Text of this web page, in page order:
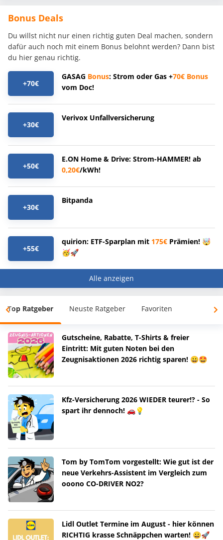
Bonus Deals
Du willst nicht nur einen richtig guten Deal machen, sondern
dafür auch noch mit einem Bonus belohnt werden? Dann bist
du hier genau richtig.
+70€
GASAG Bonus: Strom oder Gas +70€ Bonus
vom Doc!
+30€
Verivox Unfallversicherung
+50€
E.ON Home & Drive: Strom-HAMMER! ab
0,20€/kWh!
+30€
Bitpanda
+55€
quirion: ETF-Sparplan mit 175€ Prämien! 🤯
🥳🚀
Alle anzeigen
Top Ratgeber Neuste Ratgeber Favoriten
Gutscheine, Rabatte, T-Shirts & freier
Eintritt: Mit guten Noten bei den
Zeugnisaktionen 2026 richtig sparen! 😀🤩
Kfz-Versicherung 2026 WIEDER teurer!? - So
spart ihr dennoch! 🚗💡
Tom by TomTom vorgestellt: Wie gut ist der
neue Verkehrs-Assistent im Vergleich zum
ooono CO-DRIVER NO2?
Lidl Outlet Termine im August - hier können
RICHTIG krasse Schnäppchen warten! 😀🚀